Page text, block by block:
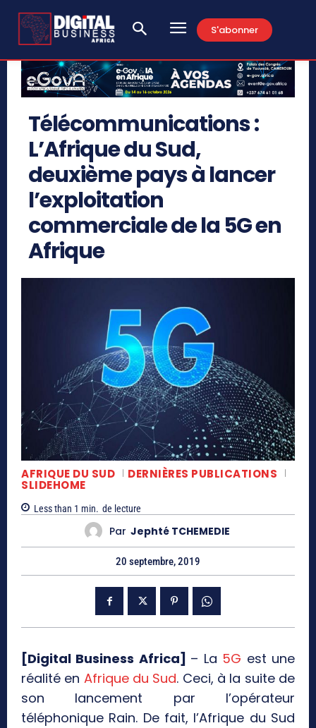
S'abonner
Télécommunications :
L’Afrique du Sud,
deuxième pays à lancer
l’exploitation
commerciale de la 5G en
Afrique
AFRIQUE DU SUD DERNIÈRES PUBLICATIONS
SLIDEHOME
Less than 1 min. de lecture
Par Jephté TCHEMEDIE
20 septembre, 2019
[Digital Business Africa] – La 5G est une
réalité en Afrique du Sud. Ceci, à la suite de
son lancement par l’opérateur
téléphonique Rain. De fait, l’Afrique du Sud